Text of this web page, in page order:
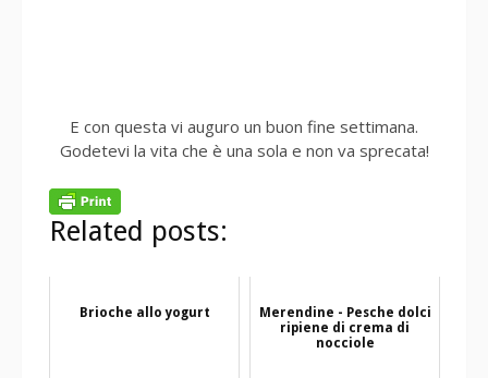
E con questa vi auguro un buon fine settimana.
Godetevi la vita che è una sola e non va sprecata!
Related posts:
Brioche allo yogurt
Merendine - Pesche dolci
ripiene di crema di
nocciole